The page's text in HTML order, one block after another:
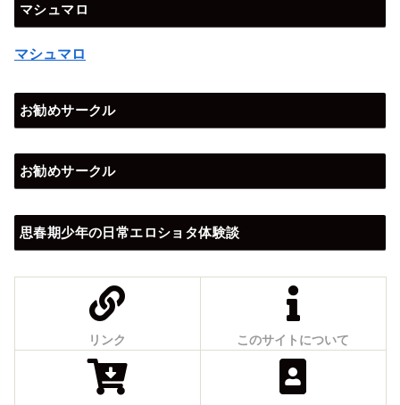
マシュマロ
マシュマロ
お勧めサークル
お勧めサークル
思春期少年の日常エロショタ体験談
リンク このサイトについて